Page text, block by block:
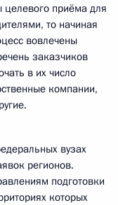
целевого приёма для
то начиная
вовлечены
заказчиков
в их число
компании,
вузах
регионов.
подготовки
которых